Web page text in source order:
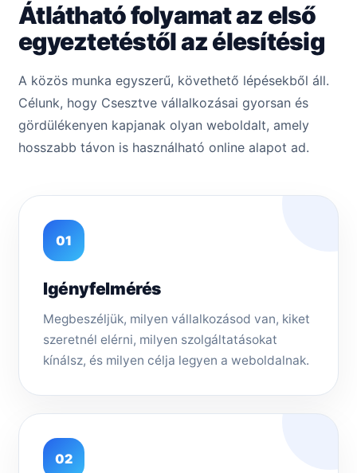
Átlátható folyamat az első
egyeztetéstől az élesítésig
A közös munka egyszerű, követhető lépésekből áll.
Célunk, hogy Csesztve vállalkozásai gyorsan és
gördülékenyen kapjanak olyan weboldalt, amely
hosszabb távon is használható online alapot ad.
01
Igényfelmérés
Megbeszéljük, milyen vállalkozásod van, kiket
szeretnél elérni, milyen szolgáltatásokat
kínálsz, és milyen célja legyen a weboldalnak.
02